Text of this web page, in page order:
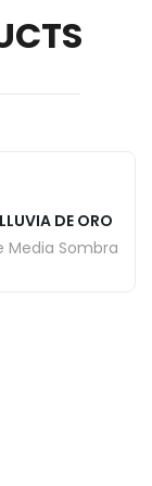
DE ORO
Media Sombra